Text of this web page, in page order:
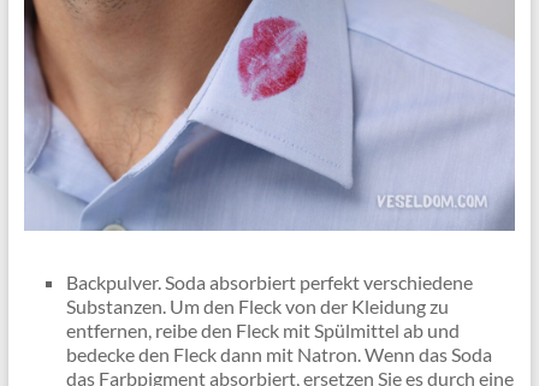
Backpulver. Soda absorbiert perfekt verschiedene
Substanzen. Um den Fleck von der Kleidung zu
entfernen, reibe den Fleck mit Spülmittel ab und
bedecke den Fleck dann mit Natron. Wenn das Soda
das Farbpigment absorbiert, ersetzen Sie es durch eine